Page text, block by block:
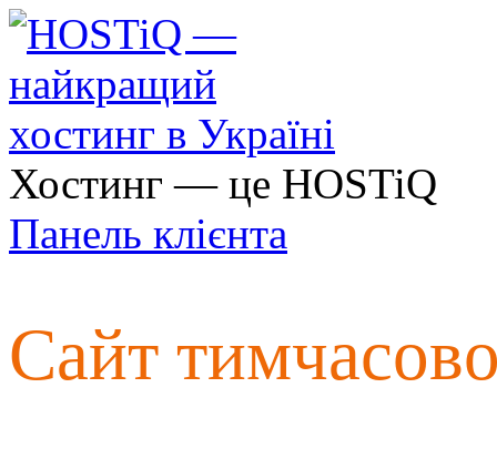
Хостинг — це HOSTiQ
Панель клієнта
Сайт